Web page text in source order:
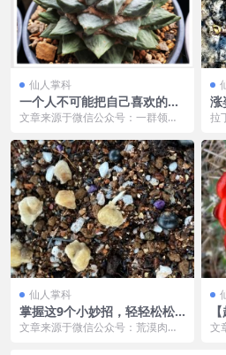
仙人掌科
一个人不可能把自己喜欢的牡
丹全部拥有！
文章来源于微信公众号：一群领仙
所有的事情 一个...
涨
拉
仙人掌科
掌握这9个小妙招，轻轻松松
搞定仙人球播种
文章来源于微信公众号：荒漠肉植
属
文